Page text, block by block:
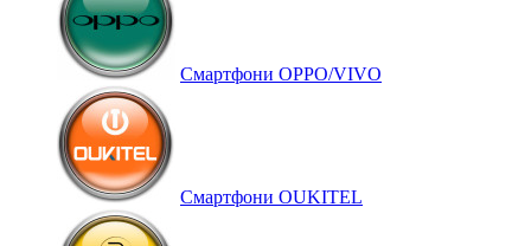
Смартфони OPPO/VIVO
Смартфони OUKITEL